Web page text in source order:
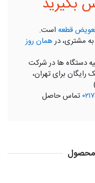
قطعه است.
مشتری، درهمان روز
دستگاه ها در شرکت
برای تهران،
تماس حاصل
محصول